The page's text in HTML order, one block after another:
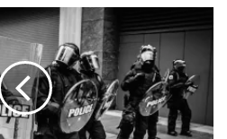
فرنسا
الشرطة
السويدية
لتسليح